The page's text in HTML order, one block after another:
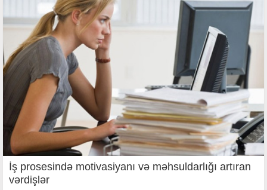
İş prosesində motivasiyanı və məhsuldarlığı artıran
vərdişlər